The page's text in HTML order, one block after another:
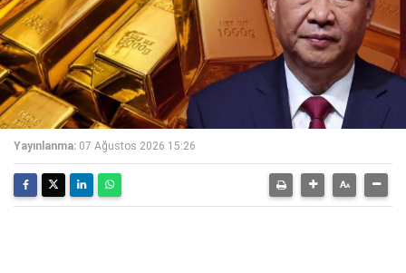
Yayınlanma: 07 Ağustos 2026 15:26